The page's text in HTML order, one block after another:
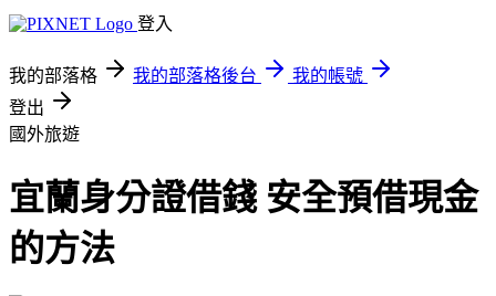
登入
我的部落格 我的部落格後台
我的帳號
登出
國外旅遊
宜蘭身分證借錢 安全預借現金
的方法